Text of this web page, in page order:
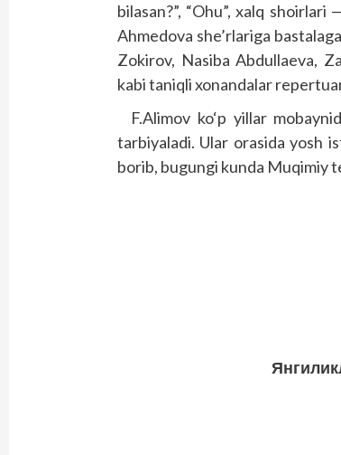
bilasan?”, “Ohu”, xalq
Ahmedova she’rlariga
Zokirov, Nasiba Abdullaeva,
kabi taniqli xonandalar
F.Alimov ko‘p yillar
tarbiyaladi. Ular orasida yosh
borib, bugungi kunda Muqimiy